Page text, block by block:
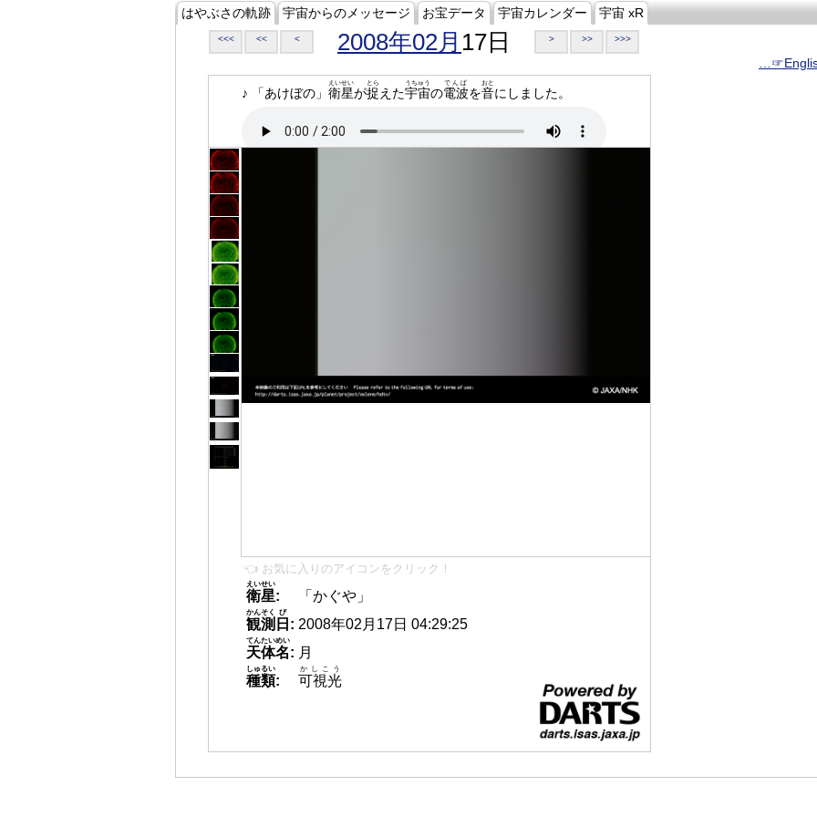
はやぶさの軌跡 宇宙からのメッセージ お宝データ 宇宙カレンダー 宇宙 xR
<<< << < 2008年02月 17日 > >> >>>
♪ 「あけぼの」 衛星
えいせい
が捉
とら
えた宇宙
うちゅう
の電波
でんぱ
を音
おと
にしました。
👈 お気に入りのアイコンをクリック！
衛星
えいせい
:
「かぐや」
観測
かんそく
日
び
: 2008年02月17日 04:29:25
天体名
てんたいめい
: 月
種類
しゅるい
: 可視光
かしこう